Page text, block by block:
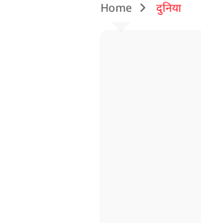
Home दुनिया